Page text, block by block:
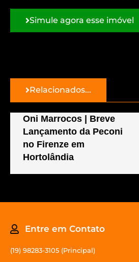
Simule agora esse imóvel
Relacionados...
Oni Marrocos | Breve
Lançamento da Peconi
no Firenze em
Hortolândia
Entre em Contato
(19) 98283-3105 (Principal)